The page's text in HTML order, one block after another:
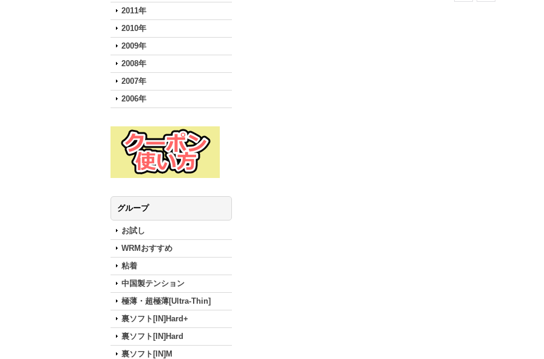
2011年
2010年
2009年
2008年
2007年
2006年
グループ
お試し
WRMおすすめ
粘着
中国製テンション
極薄・超極薄[Ultra-Thin]
裏ソフト[IN]Hard+
裏ソフト[IN]Hard
裏ソフト[IN]M